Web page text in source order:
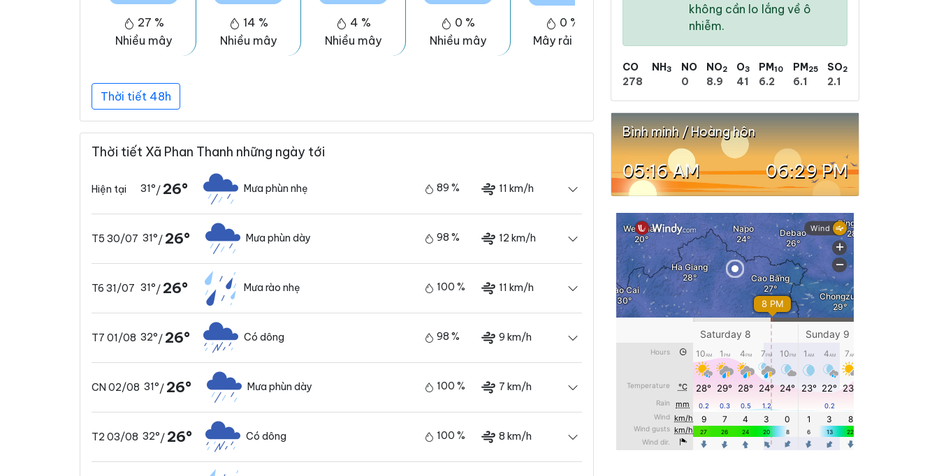
27 %
Nhiều mây
14 %
Nhiều mây
4 %
Nhiều mây
0 %
Nhiều mây
0 %
Mây rải rác
Thời tiết 48h
Thời tiết Xã Phan Thanh những ngày tới
Hiện tại 31°/ 26° Mưa phùn nhẹ 89 % 11 km/h
T5 30/07 31°/ 26° Mưa phùn dày 98 % 12 km/h
T6 31/07 31°/ 26° Mưa rào nhẹ 100 % 11 km/h
T7 01/08 32°/ 26° Có dông 98 % 9 km/h
CN 02/08 31°/ 26° Mưa phùn dày 100 % 7 km/h
T2 03/08 32°/ 26° Có dông 100 % 8 km/h
không cần lo lắng về ô
nhiễm.
CO
278
NH3
NO
0
NO2
8.9
O3
41
PM10
6.2
PM25
6.1
SO2
2.1
Bình minh / Hoàng hôn
05:16 AM 06:29 PM